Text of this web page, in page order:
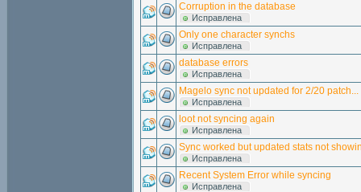
Corruption in the database
Исправлена
Only one character synchs
Исправлена
database errors
Исправлена
Magelo sync not updated for 2/20 patch...
Исправлена
loot not syncing again
Исправлена
Sync worked but updated stats not
Исправлена
Recent System Error while syncing
Исправлена